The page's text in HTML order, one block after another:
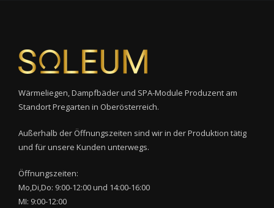
Wärmeliegen, Dampfbäder und SPA-Module Produzent am
Standort Pregarten in Oberösterreich.
Außerhalb der Öffnungszeiten sind wir in der Produktion tätig
und für unsere Kunden unterwegs.
Öffnungszeiten:
Mo,Di,Do: 9:00-12:00 und 14:00-16:00
MI: 9:00-12:00